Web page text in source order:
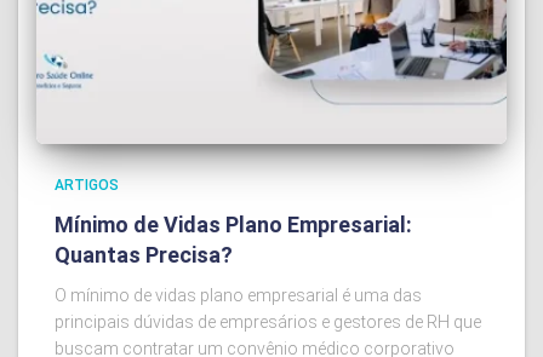
ARTIGOS
Mínimo de Vidas Plano Empresarial:
Quantas Precisa?
O mínimo de vidas plano empresarial é uma das
principais dúvidas de empresários e gestores de RH que
buscam contratar um convênio médico corporativo